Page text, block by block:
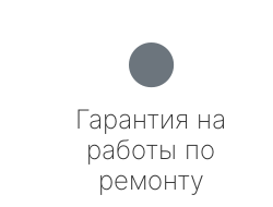
Гарантия на
работы по
ремонту